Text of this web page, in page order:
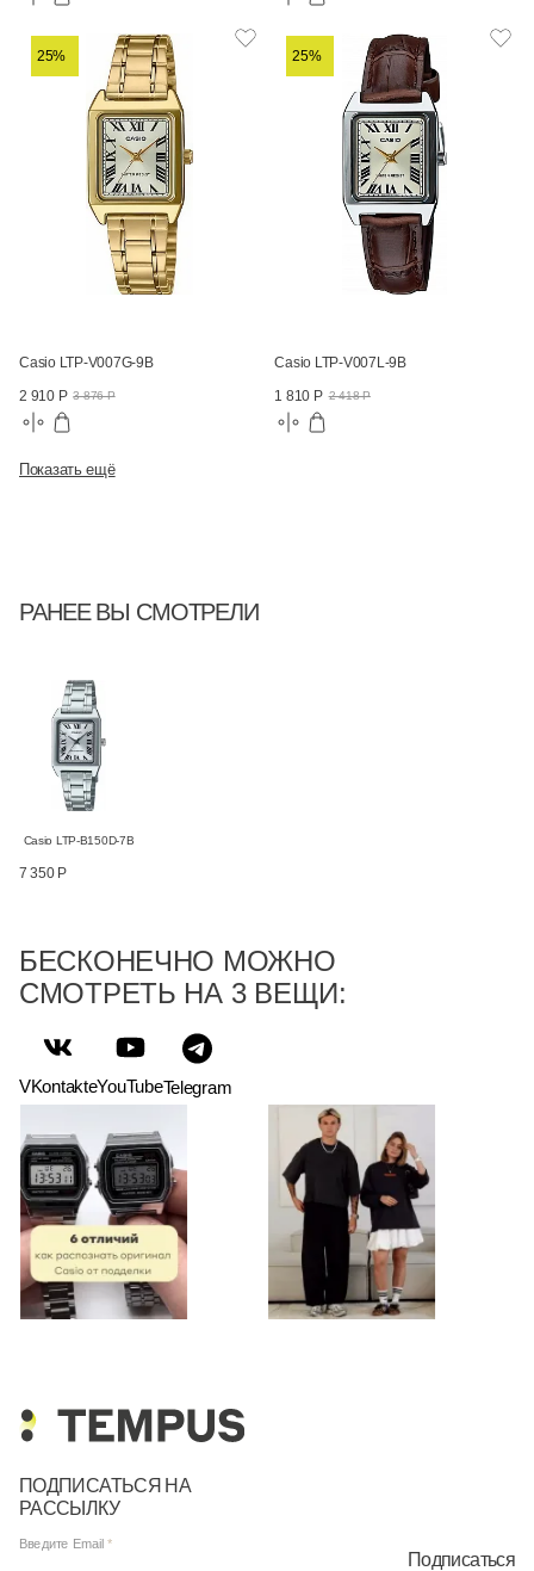
25%
Casio LTP-V007G-9B
2 910 Р 3 876 Р
25%
Casio LTP-V007L-9B
1 810 Р 2 418 Р
Показать ещё
РАНЕЕ ВЫ СМОТРЕЛИ
Casio LTP-B150D-7B
7 350 Р
БЕСКОНЕЧНО МОЖНО
СМОТРЕТЬ НА 3 ВЕЩИ:
VKontakteYouTubeTelegram
ПОДПИСАТЬСЯ НА
РАССЫЛКУ
Введите Email
Подписаться